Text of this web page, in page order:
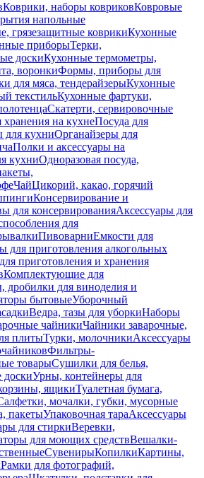
Коврики, наборы ковриковКовровые
напольные
грязезащитные коврикиКухонные
приборыТерки,
доскиКухонные термометры,
воронкиФормы, приборы для
для мяса, тендерайзерыКухонные
текстильКухонные фартуки,
Скатерти, сервировочные
хранения на кухнеПосуда для
для кухниОрганайзеры для
Полки и аксессуары на
кухниОдноразовая посуда,
ЧайЦикорий, какао, горячий
Консервирование и
для консервированияАксессуары для
для
ПивоварниЕмкости для
для приготовления алкогольных
приготовления и хранения
Комплектующие для
дробилки для виноделия и
бытовыеУборочный
Ведра, тазы для уборкиНаборы
чайникиЧайники заварочные,
плитыТурки, молочникиАксессуары
Фильтры-
товарыСушилки для белья,
доскиУрны, контейнеры для
ящикиТуалетная бумага,
мочалки, губки, мусорные
пакетыУпаковочная тараАксессуары
для стиркиВеревки,
для моющих средствВешалки-
СувенирыКопилкиКартины,
Рамки для фотографий,